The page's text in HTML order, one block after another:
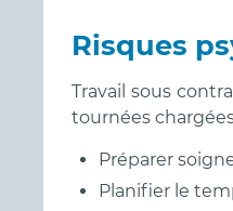
Risques
Travail sous
tournées
Préparer
Planifier le